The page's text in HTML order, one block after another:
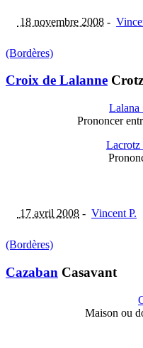
18 novembre 2008 -
(Bordères)
Croix de Lalanne
Lalana
Prononcer
Lacrotz
17 avril 2008 - Vincent P.
(Bordères)
Cazaban Casavant
Maison ou